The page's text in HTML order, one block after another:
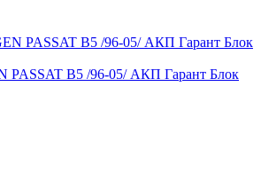
PASSAT B5 /96-05/ АКП Гарант Блок